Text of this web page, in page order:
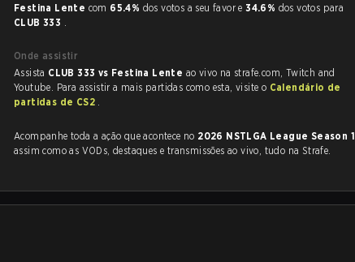
Festina Lente com 65.4% dos votos a seu favor e34.6% dos votos para
CLUB 333 .
Onde assistir
Assista CLUB 333 vs Festina Lente ao vivo na strafe.com, Twitch and
Youtube. Para assistir a mais partidas como esta, visite o Calendário de
partidas de CS2 .
Acompanhe toda a ação que acontece no 2026 NSTLGA League Season 1
assim como as VODs, destaques e transmissões ao vivo, tudo na Strafe.